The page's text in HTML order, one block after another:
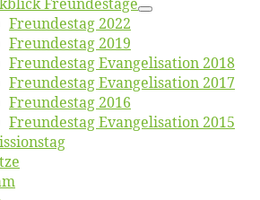
Freun­des­tag 2022
Freun­des­tag 2019
Freun­des­tag Evan­ge­li­sa­ti­on 2018
Freun­des­tag Evan­ge­li­sa­ti­on 2017
Freun­des­tag 2016
Freun­des­tag Evan­ge­li­sa­ti­on 2015